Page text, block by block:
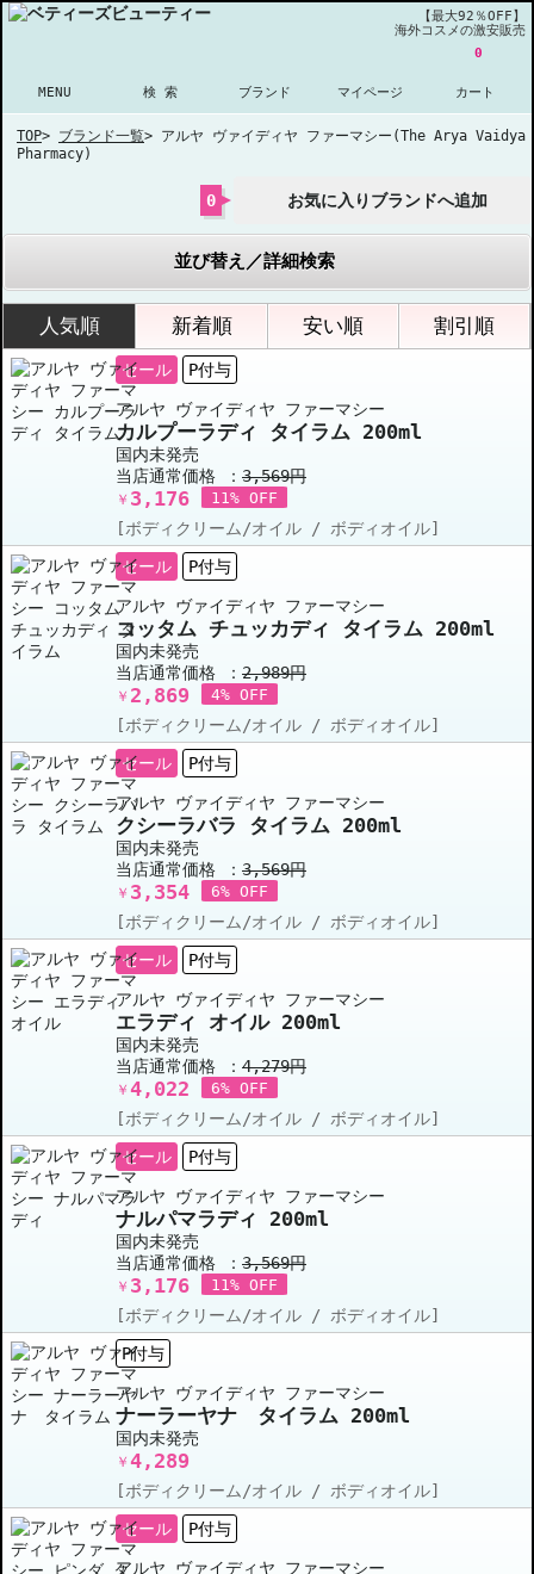
【最大92％OFF】
海外コスメの激安販売
MENU 検 索 ブランド マイページ
0
カート
TOP> ブランド一覧> アルヤ ヴァイディヤ ファーマシー(The Arya Vaidya
Pharmacy)
0 お気に入りブランドへ追加
並び替え／詳細検索
人気順 新着順 安い順 割引順
セール P付与
アルヤ ヴァイディヤ ファーマシー
カルプーラディ タイラム 200ml
国内未発売
当店通常価格 ： 3,569円
￥ 3,176 11% OFF
[ボディクリーム/オイル / ボディオイル]
セール
P付与
アルヤ ヴァイディヤ ファーマシー
コッタム チュッカディ タイラム 200ml
国内未発売
当店通常価格 ： 2,989円
￥ 2,869 4% OFF
[ボディクリーム/オイル / ボディオイル]
セール
P付与
アルヤ ヴァイディヤ ファーマシー
クシーラバラ タイラム 200ml
国内未発売
当店通常価格 ： 3,569円
￥ 3,354 6% OFF
[ボディクリーム/オイル / ボディオイル]
セール
P付与
アルヤ ヴァイディヤ ファーマシー
エラディ オイル 200ml
国内未発売
当店通常価格 ： 4,279円
￥ 4,022 6% OFF
[ボディクリーム/オイル / ボディオイル]
セール
P付与
アルヤ ヴァイディヤ ファーマシー
ナルパマラディ 200ml
国内未発売
当店通常価格 ： 3,569円
￥ 3,176 11% OFF
[ボディクリーム/オイル / ボディオイル]
P付与
アルヤ ヴァイディヤ ファーマシー
ナーラーヤナ タイラム 200ml
国内未発売
￥ 4,289
[ボディクリーム/オイル / ボディオイル]
セール
P付与
アルヤ ヴァイディヤ ファーマシー